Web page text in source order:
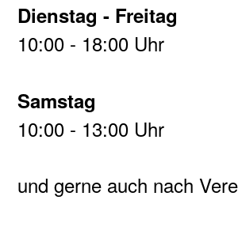
Dienstag - Freitag
10:00 - 18:00 Uhr
Samstag
10:00 - 13:00 Uhr
und gerne auch nach